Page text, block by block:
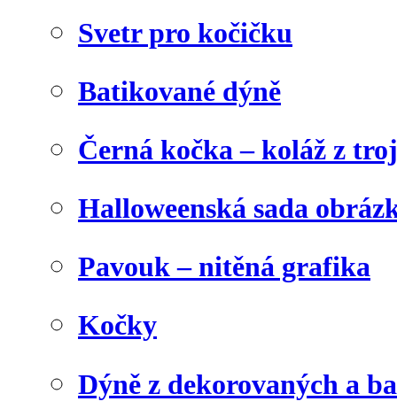
Svetr pro kočičku
Batikované dýně
Černá kočka – koláž z
Halloweenská sada
Pavouk – nitěná grafika
Kočky
Dýně z dekorovaných a